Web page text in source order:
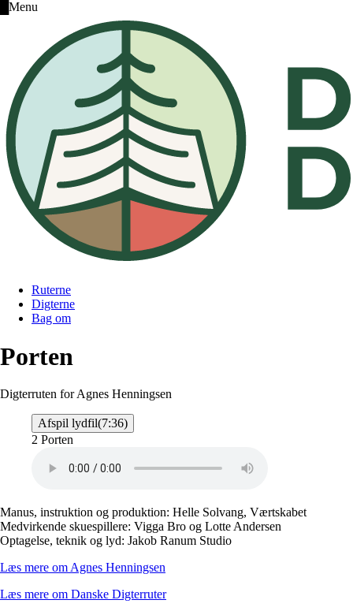
Menu
Ruterne
Digterne
Bag om
Porten
Digterruten for Agnes Henningsen
Afspil lydfil(7:36)
2 Porten
Manus, instruktion og produktion: Helle Solvang, Værtskabet
Medvirkende skuespillere: Vigga Bro og Lotte Andersen
Optagelse, teknik og lyd: Jakob Ranum Studio
Læs mere om Agnes Henningsen
Læs mere om Danske Digterruter